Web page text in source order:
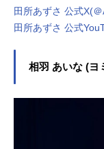
田所あずさ 公式X(
田所あずさ 公式
相羽 あいな (